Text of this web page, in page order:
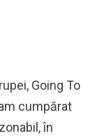
Going To
cumpărat
în